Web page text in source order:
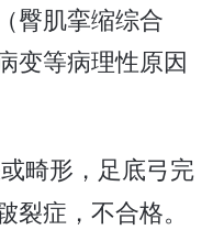
臀肌挛缩综合
变等病理性原因
畸形，足底弓完
症，不合格。